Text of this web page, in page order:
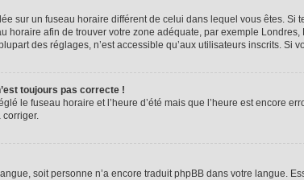
sur un fuseau horaire différent de celui dans lequel vous êtes.
horaire afin de trouver votre zone adéquate, par exemple
des réglages, n’est accessible qu’aux utilisateurs inscrits. Si
toujours pas correcte !
le fuseau horaire et l’heure d’été mais que l’heure est encore
corriger.
soit personne n’a encore traduit phpBB dans votre langue.